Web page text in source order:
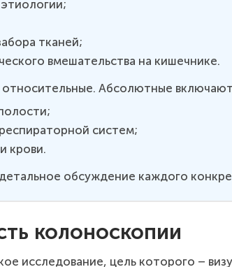
тканей;
вмешательства на кишечнике.
Абсолютные включают
систем;
крови.
обсуждение каждого
колоноскопии
исследование, цель которого –